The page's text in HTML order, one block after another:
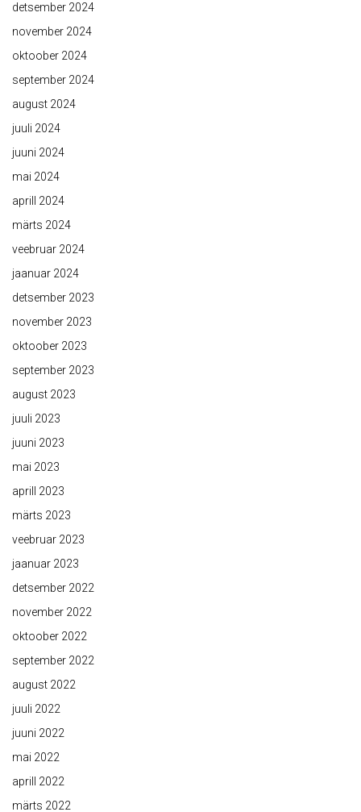
detsember 2024
november 2024
oktoober 2024
september 2024
august 2024
juuli 2024
juuni 2024
mai 2024
aprill 2024
märts 2024
veebruar 2024
jaanuar 2024
detsember 2023
november 2023
oktoober 2023
september 2023
august 2023
juuli 2023
juuni 2023
mai 2023
aprill 2023
märts 2023
veebruar 2023
jaanuar 2023
detsember 2022
november 2022
oktoober 2022
september 2022
august 2022
juuli 2022
juuni 2022
mai 2022
aprill 2022
märts 2022